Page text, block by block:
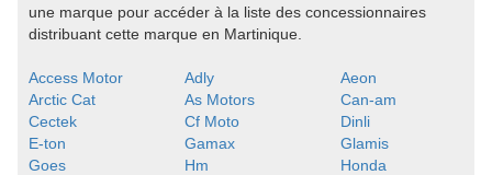
une marque pour accéder à la liste des concessionnaires
distribuant cette marque en Martinique.
Access Motor Adly
Aeon
Arctic Cat
As Motors
Can-am
Cectek
Cf Moto
Dinli
E-ton
Gamax
Glamis
Goes
Hm
Honda